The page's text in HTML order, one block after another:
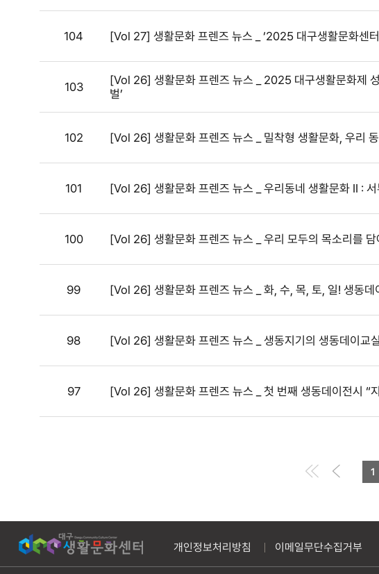
104 [Vol 27] 생활문화 프렌즈 뉴스 _ ‘2025 대구생활문화센
103
[Vol 26] 생활문화 프렌즈 뉴스 _ 2025 대구생활문화제
벌’
102 [Vol 26] 생활문화 프렌즈 뉴스 _ 밀착형 생활문화, 우리
101 [Vol 26] 생활문화 프렌즈 뉴스 _ 우리동네 생활문화 II :
100 [Vol 26] 생활문화 프렌즈 뉴스 _ 우리 모두의 목소리를
99 [Vol 26] 생활문화 프렌즈 뉴스 _ 화, 수, 목, 토, 일! 생동
98 [Vol 26] 생활문화 프렌즈 뉴스 _ 생동지기의 생동데이교
97 [Vol 26] 생활문화 프렌즈 뉴스 _ 첫 번째 생동데이전시 “
1
개인정보처리방침 이메일무단수집거부